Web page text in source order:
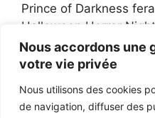
Nous accordons une
votre vie privée
Nous utilisons des cookies
de navigation, diffuser des
Prince of Darkness
Halloween Horror
Afroman poursuit un